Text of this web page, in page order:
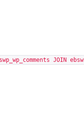
ebswp_wp_comments